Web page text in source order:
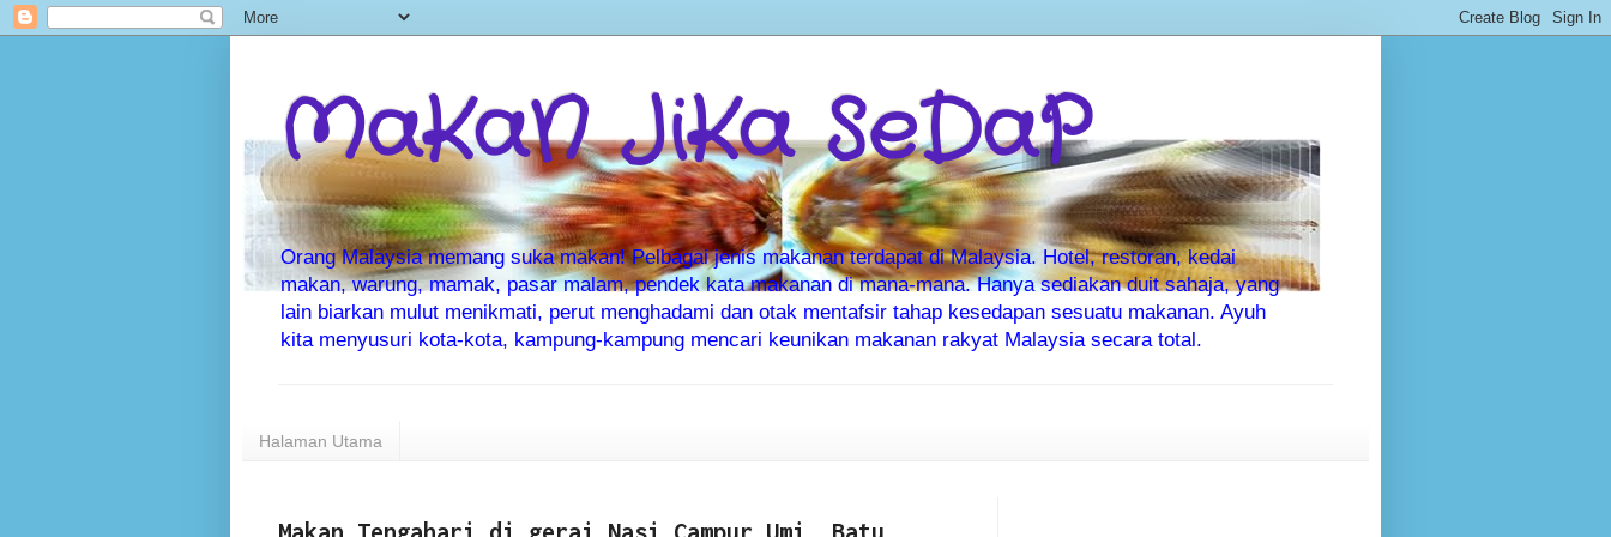
MaKaN JiKa SeDaP
Orang Malaysia memang suka makan! Pelbagai jenis makanan terdapat di Malaysia. Hotel, restoran, kedai
makan, warung, mamak, pasar malam, pendek kata makanan di mana-mana. Hanya sediakan duit sahaja, yang
lain biarkan mulut menikmati, perut menghadami dan otak mentafsir tahap kesedapan sesuatu makanan. Ayuh
kita menyusuri kota-kota, kampung-kampung mencari keunikan makanan rakyat Malaysia secara total.
Halaman Utama
Makan Tengahari di gerai Nasi Campur Umi, Batu